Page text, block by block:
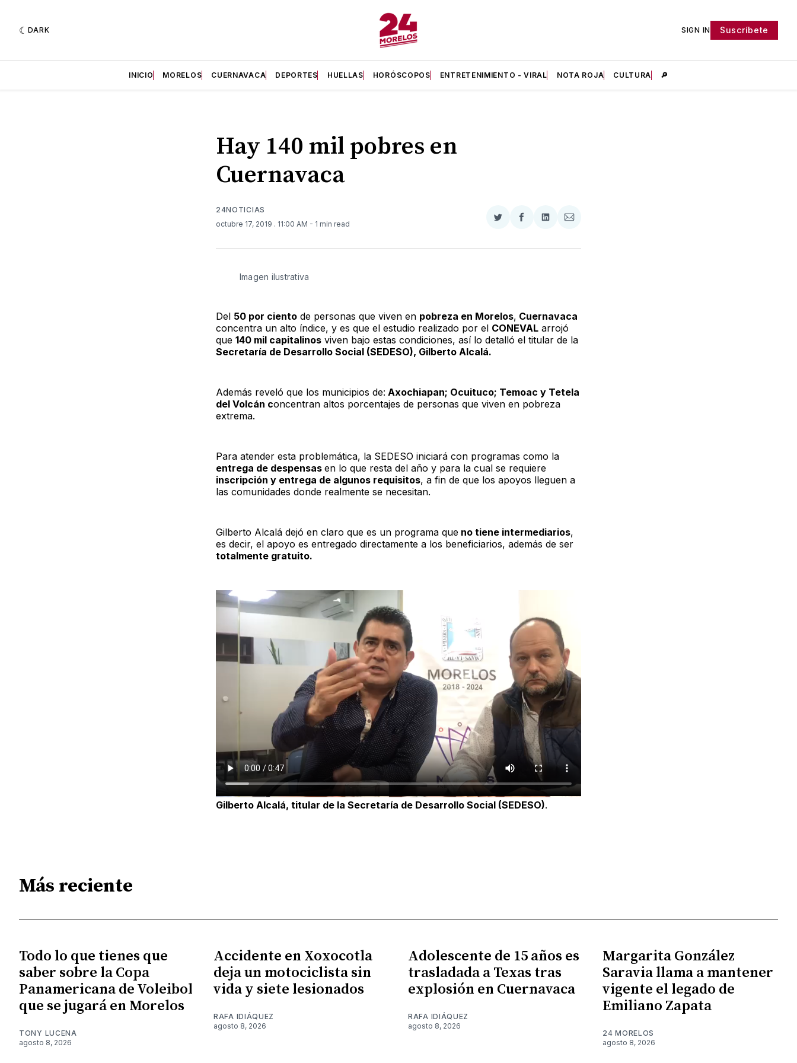
DARK SIGN IN Suscríbete
INICIO MORELOS CUERNAVACA DEPORTES HUELLAS HORÓSCOPOS ENTRETENIMIENTO - VIRAL NOTA ROJA CULTURA 🔎
Hay 140 mil pobres en
Cuernavaca
24NOTICIAS
octubre 17, 2019 . 11:00 AM - 1 min read
Compartir
Twitter
Compartir
Facebook
Compartir
LinkedIn
Compartir
Email
Imagen ilustrativa
Del 50 por cientode personas que viven en pobreza en Morelos, Cuernavaca
concentra un alto índice, y es que el estudio realizado por el CONEVALarrojó
que 140 mil capitalinosviven bajo estas condiciones, así lo detalló el titular de la
Secretaría de Desarrollo Social (SEDESO), Gilberto Alcalá.
Además reveló que los municipios de: Axochiapan; Ocuituco; Temoac y Tetela
del Volcán concentran altos porcentajes de personas que viven en pobreza
extrema.
Para atender esta problemática, la SEDESO iniciará con programas como la
entrega de despensas en lo que resta del año y para la cual se requiere
inscripción y entrega de algunos requisitos, a fin de que los apoyos lleguen a
las comunidades donde realmente se necesitan.
Gilberto Alcalá dejó en claro que es un programa queno tiene intermediarios,
es decir, el apoyo es entregado directamente a los beneficiarios, además de ser
totalmente gratuito.
Gilberto Alcalá, titular de la Secretaría de Desarrollo Social (SEDESO).
Más reciente
Todo lo que tienes que
saber sobre la Copa
Panamericana de Voleibol
que se jugará en Morelos
TONY LUCENA
agosto 8, 2026
Accidente en Xoxocotla
deja un motociclista sin
vida y siete lesionados
RAFA IDIÁQUEZ
agosto 8, 2026
Adolescente de 15 años es
trasladada a Texas tras
explosión en Cuernavaca
RAFA IDIÁQUEZ
agosto 8, 2026
Margarita González
Saravia llama a mantener
vigente el legado de
Emiliano Zapata
24 MORELOS
agosto 8, 2026